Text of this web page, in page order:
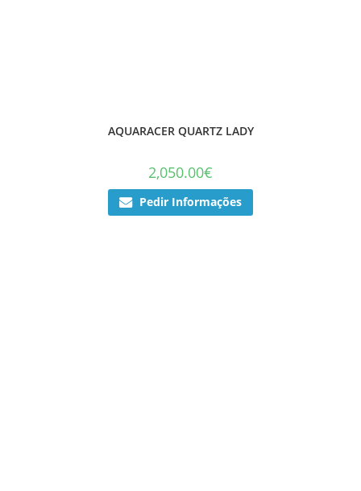
AQUARACER QUARTZ LADY
2,050.00€
Pedir Informações